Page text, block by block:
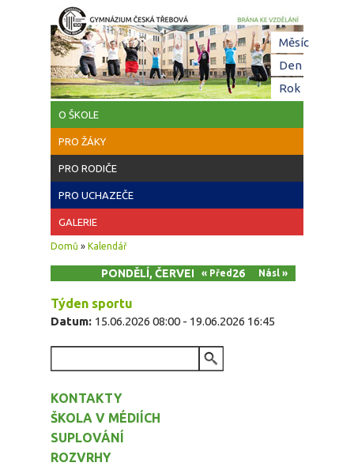
Přejít k hlavnímu obsahu
O ŠKOLE
PRO ŽÁKY
PRO RODIČE
PRO UCHAZEČE
GALERIE
Jste zde
Domů » Kalendář
PONDĚLÍ, ČERVEN 15, 2026
« Před Násl »
Týden sportu
Datum: 15.06.2026 08:00 - 19.06.2026 16:45
KONTAKTY
ŠKOLA V MÉDIÍCH
SUPLOVÁNÍ
ROZVRHY
Měsíc
Den(aktivní
Rok